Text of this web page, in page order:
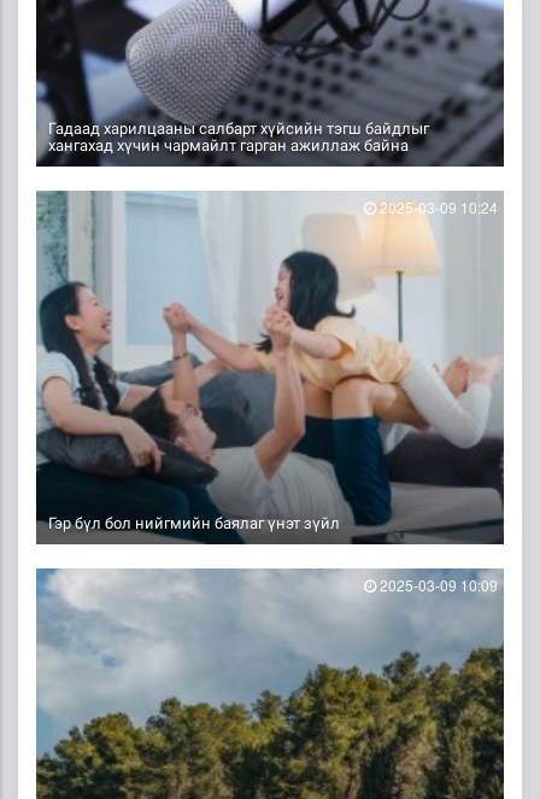
Гадаад харилцааны салбарт хүйсийн тэгш байдлыг
хангахад хүчин чармайлт гарган ажиллаж байна
Гэр бүл бол нийгмийн баялаг үнэт зүйл
2025-03-09 10:24
2025-03-09 10:09